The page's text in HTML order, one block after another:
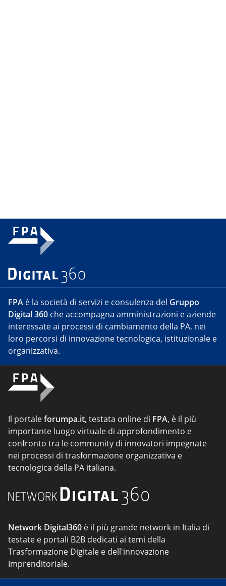
FPA è la società di servizi e consulenza del Gruppo
Digital 360 che accompagna amministrazioni e aziende
interessate ai processi di cambiamento della PA, nei
loro percorsi di innovazione tecnologica, istituzionale e
organizzativa.
Il portaleforumpa.it, testata online di FPA, è il più
importante luogo virtuale di approfondimento e
confronto tra le community di innovatori impegnate
nei processi di trasformazione organizzativa e
tecnologica della PA italiana.
Network Digital360 è il più grande network in Italia di
testate e portali B2B dedicati ai temi della
Trasformazione Digitale e dell'innovazione
Imprenditoriale.